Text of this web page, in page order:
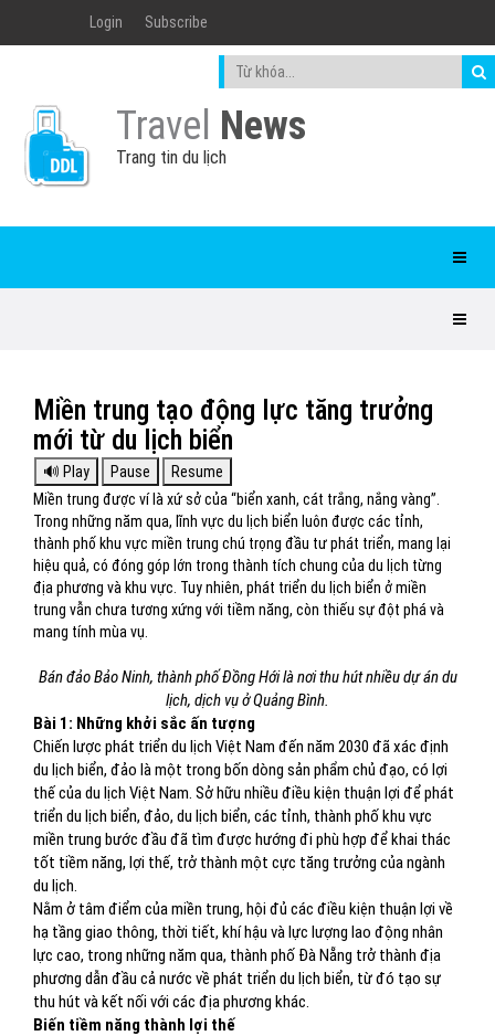
Login Subscribe
Travel News
Trang tin du lịch
Miền trung tạo động lực tăng trưởng
mới từ du lịch biển
Miền trung được ví là xứ sở của “biển xanh, cát trắng, nắng vàng”.
Trong những năm qua, lĩnh vực du lịch biển luôn được các tỉnh,
thành phố khu vực miền trung chú trọng đầu tư phát triển, mang lại
hiệu quả, có đóng góp lớn trong thành tích chung của du lịch từng
địa phương và khu vực. Tuy nhiên, phát triển du lịch biển ở miền
trung vẫn chưa tương xứng với tiềm năng, còn thiếu sự đột phá và
mang tính mùa vụ.
Bán đảo Bảo Ninh, thành phố Đồng Hới là nơi thu hút nhiều dự án du
lịch, dịch vụ ở Quảng Bình.
Bài 1: Những khởi sắc ấn tượng
Chiến lược phát triển du lịch Việt Nam đến năm 2030 đã xác định
du lịch biển, đảo là một trong bốn dòng sản phẩm chủ đạo, có lợi
thế của du lịch Việt Nam. Sở hữu nhiều điều kiện thuận lợi để phát
triển du lịch biển, đảo, du lịch biển, các tỉnh, thành phố khu vực
miền trung bước đầu đã tìm được hướng đi phù hợp để khai thác
tốt tiềm năng, lợi thế, trở thành một cực tăng trưởng của ngành
du lịch.
Nằm ở tâm điểm của miền trung, hội đủ các điều kiện thuận lợi về
hạ tầng giao thông, thời tiết, khí hậu và lực lượng lao động nhân
lực cao, trong những năm qua, thành phố Đà Nẵng trở thành địa
phương dẫn đầu cả nước về phát triển du lịch biển, từ đó tạo sự
thu hút và kết nối với các địa phương khác.
Biến tiềm năng thành lợi thế